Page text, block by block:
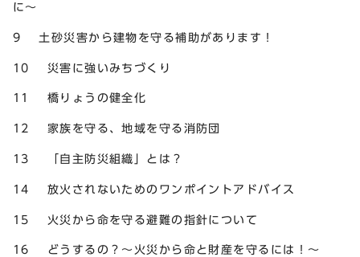
に～
9 土砂災害から建物を守る補助があります！
10 災害に強いみちづくり
11 橋りょうの健全化
12 家族を守る、地域を守る消防団
13 「自主防災組織」とは？
14 放火されないためのワンポイントアドバイス
15 火災から命を守る避難の指針について
16 どうするの？～火災から命と財産を守るには！～